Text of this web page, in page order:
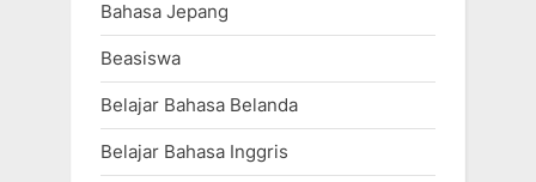
Bahasa Jepang
Beasiswa
Belajar Bahasa Belanda
Belajar Bahasa Inggris